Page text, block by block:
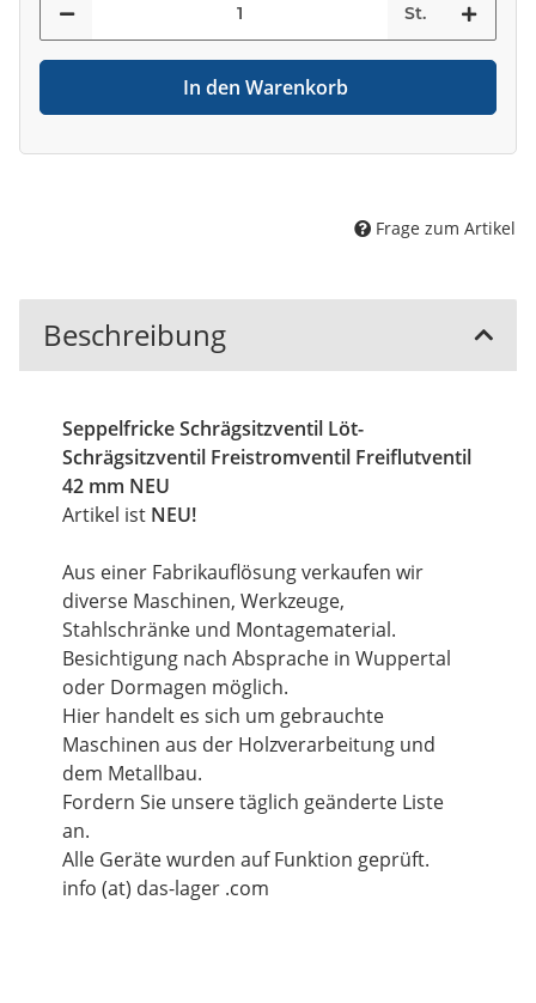
St.
In den Warenkorb
Frage zum Artikel
Beschreibung
Seppelfricke Schrägsitzventil Löt-
Schrägsitzventil Freistromventil Freiflutventil
42 mm NEU
Artikel ist NEU!
Aus einer Fabrikauflösung verkaufen wir
diverse Maschinen, Werkzeuge,
Stahlschränke und Montagematerial.
Besichtigung nach Absprache in Wuppertal
oder Dormagen möglich.
Hier handelt es sich um gebrauchte
Maschinen aus der Holzverarbeitung und
dem Metallbau.
Fordern Sie unsere täglich geänderte Liste
an.
Alle Geräte wurden auf Funktion geprüft.
info (at) das-lager .com